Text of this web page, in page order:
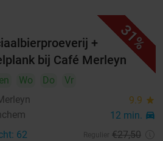
31%
+
bij Café Merleyn
Wo Do
Vr
9.9 star
12 min. directions_car
62 €27,50